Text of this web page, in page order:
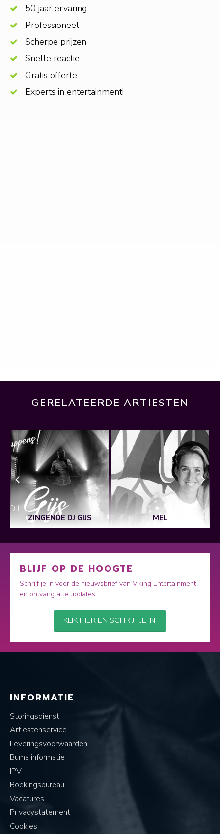
50 jaar ervaring
Professioneel
Scherpe prijzen
Snelle reactie
Gratis offerte
Experts in entertainment!
GERELATEERDE ARTIESTEN
ZINGENDE DJ GIJS MEL
BLIJF OP DE HOOGTE
Schrijf je in voor de nieuwsbrief van Viking Entertainment
en ontvang alle updates!
KLIK HIER EN SCHRIJF JE IN!
INFORMATIE
Storingsdienst
Artiestenservice
Leveringsvoorwaarden
Buma informatie
IPV
Boekingsbureau
Vacatures
Privacystatement
Cookies